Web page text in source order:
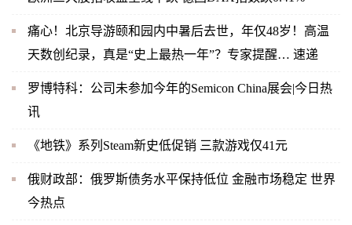
痛心！北京导游颐和园内中暑后去世，年仅48岁！高温
天数创纪录，真是“史上最热一年”？专家提醒… 速递
罗博特科：公司未参加今年的Semicon China展会|今日热
讯
《地铁》系列Steam新史低促销 三款游戏仅41元
俄财政部：俄罗斯债务水平保持低位 金融市场稳定 世界
今热点